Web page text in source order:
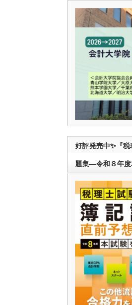
好評発売中✨『
題集―令和８年度